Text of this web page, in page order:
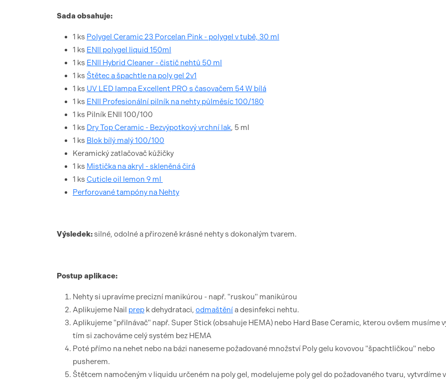
Sada obsahuje:
1 ks Polygel Ceramic 23 Porcelan Pink - polygel v tubě, 30 ml
1 ks ENII polygel liquid 150ml
1 ks ENII Hybrid Cleaner - čistič nehtů 50 ml
1 ks Štětec a špachtle na poly gel 2v1
1 ks UV LED lampa Excellent PRO s časovačem 54 W bílá
1 ks ENII Profesionální pilník na nehty půlměsíc 100/180
1 ks Pilník ENII 100/100
1 ks Dry Top Ceramic - Bezvýpotkový vrchní lak, 5 ml
1 ks Blok bílý malý 100/100
Keramický zatlačovač kůžičky
1 ks Mistička na akryl - skleněná čirá
1 ks Cuticle oil lemon 9 ml
Perforované tampóny na Nehty
Výsledek:silné, odolné a přirozeně krásné nehty s dokonalým tvarem.
Postup aplikace:
Nehty si upravíme precizní manikúrou - např. "ruskou" manikúrou
Aplikujeme Nail prep k dehydrataci, odmaštění a desinfekci nehtu.
Aplikujeme "přilnávač" např. Super Stick (obsahuje HEMA) nebo Hard Base Ceramic, kterou ovšem musíme
tím si zachováme celý systém bez HEMA
Poté přímo na nehet nebo na bázi naneseme požadované množství Poly gelu kovovou "špachtličkou" nebo
pusherem.
Štětcem namočeným v liquidu určeném na poly gel, modelujeme poly gel do požadovaného tvaru, vytvrdíme v